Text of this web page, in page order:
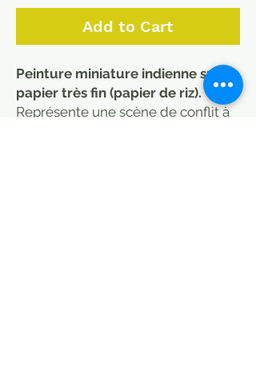
Add to Cart
Peinture miniature indienne sur
papier très fin (papier de riz).
Représente une scène de conflit à